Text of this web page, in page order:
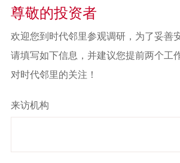
尊敬的投资者
欢迎您到时代邻里参观调研，为了妥善
请填写如下信息，并建议您提前两个工
对时代邻里的关注！
来访机构